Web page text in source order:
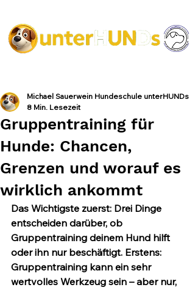
Gruppentraining für
Hunde: Chancen,
Grenzen und worauf es
wirklich ankommt
Michael Sauerwein Hundeschule unterHUNDs
8 Min. Lesezeit
Das Wichtigste zuerst: Drei Dinge
entscheiden darüber, ob
Gruppentraining deinem Hund hilft
oder ihn nur beschäftigt. Erstens:
Gruppentraining kann ein sehr
wertvolles Werkzeug sein – aber nur,